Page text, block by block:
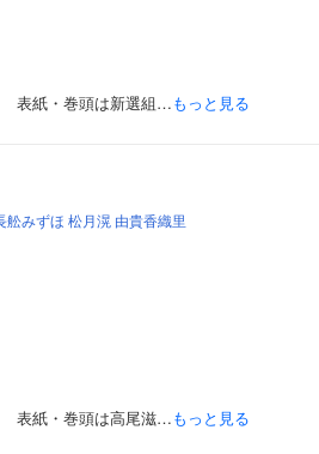
表紙・巻頭は新選組…もっと見る
舩みずほ 松月滉 由貴香織里
表紙・巻頭は高尾滋…もっと見る